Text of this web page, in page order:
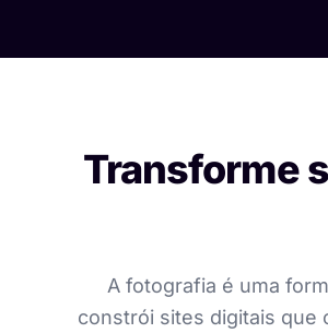
Transforme
A fotografia é uma
constrói sites digitais que